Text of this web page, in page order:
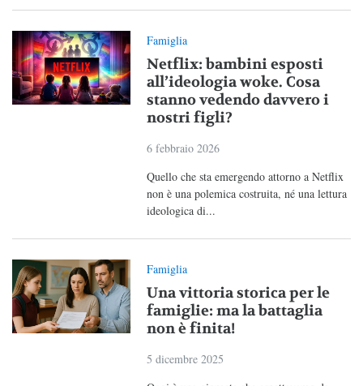
Famiglia
Netflix: bambini esposti
all’ideologia woke. Cosa
stanno vedendo davvero i
nostri figli?
6 febbraio 2026
Quello che sta emergendo attorno a Netflix
non è una polemica costruita, né una lettura
ideologica di...
Famiglia
Una vittoria storica per le
famiglie: ma la battaglia
non è finita!
5 dicembre 2025